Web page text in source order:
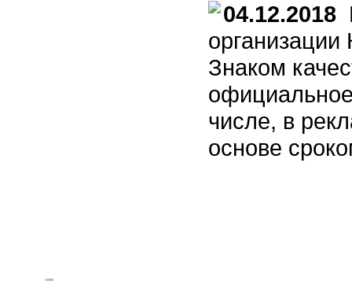
04.12.2018
организации
Знаком
числе, в
основе